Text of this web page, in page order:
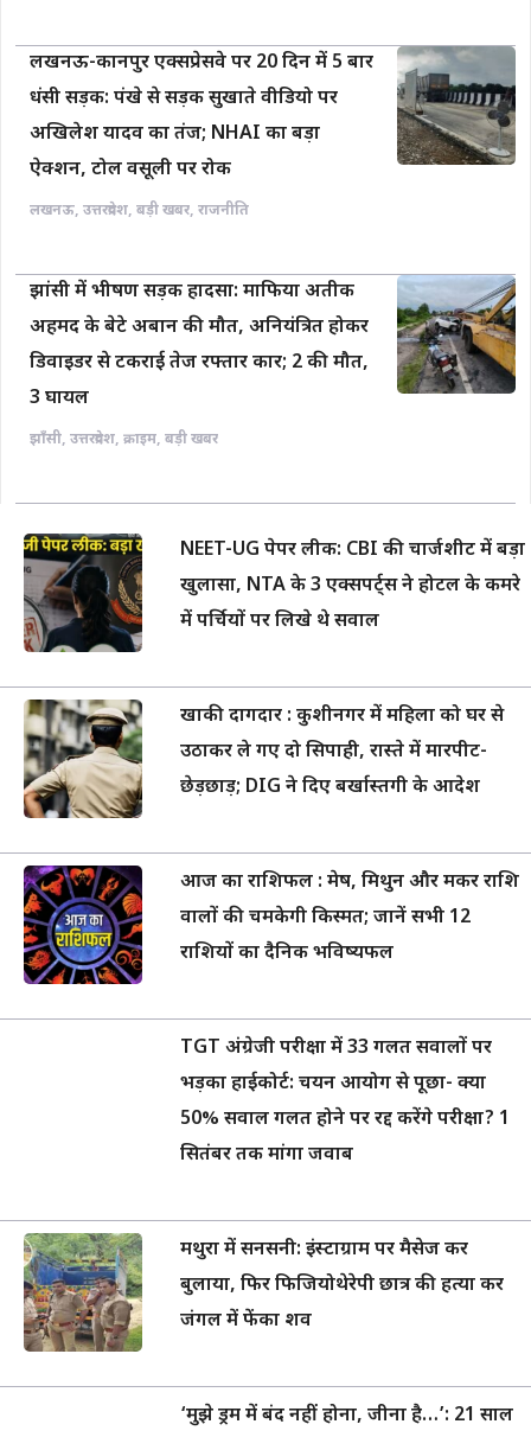
लखनऊ-कानपुर एक्सप्रेसवे पर 20 दिन में 5 बार
धंसी सड़क: पंखे से सड़क सुखाते वीडियो पर
अखिलेश यादव का तंज; NHAI का बड़ा
ऐक्शन, टोल वसूली पर रोक
लखनऊ, उत्तरप्रदेश, बड़ी खबर, राजनीति
झांसी में भीषण सड़क हादसा: माफिया अतीक
अहमद के बेटे अबान की मौत, अनियंत्रित होकर
डिवाइडर से टकराई तेज रफ्तार कार; 2 की मौत,
3 घायल
झाँसी, उत्तरप्रदेश, क्राइम, बड़ी खबर
NEET-UG पेपर लीक: CBI की चार्जशीट में बड़ा
खुलासा, NTA के 3 एक्सपर्ट्स ने होटल के कमरे
में पर्चियों पर लिखे थे सवाल
खाकी दागदार : कुशीनगर में महिला को घर से
उठाकर ले गए दो सिपाही, रास्ते में मारपीट-
छेड़छाड़; DIG ने दिए बर्खास्तगी के आदेश
आज का राशिफल : मेष, मिथुन और मकर राशि
वालों की चमकेगी किस्मत; जानें सभी 12
राशियों का दैनिक भविष्यफल
TGT अंग्रेजी परीक्षा में 33 गलत सवालों पर
भड़का हाईकोर्ट: चयन आयोग से पूछा- क्या
50% सवाल गलत होने पर रद्द करेंगे परीक्षा? 1
सितंबर तक मांगा जवाब
मथुरा में सनसनी: इंस्टाग्राम पर मैसेज कर
बुलाया, फिर फिजियोथेरेपी छात्र की हत्या कर
जंगल में फेंका शव
‘मुझे ड्रम में बंद नहीं होना, जीना है…’: 21 साल